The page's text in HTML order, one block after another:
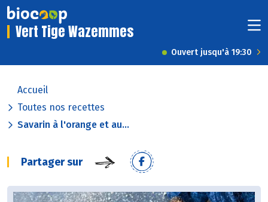
Vert Tige Wazemmes
Ouvert jusqu'à 19:30
Accueil
Toutes nos recettes
Savarin à l'orange et au...
Partager sur